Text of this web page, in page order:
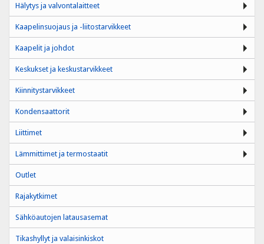
Hälytys ja valvontalaitteet
Kaapelinsuojaus ja -liitostarvikkeet
Kaapelit ja johdot
Keskukset ja keskustarvikkeet
Kiinnitystarvikkeet
Kondensaattorit
Liittimet
Lämmittimet ja termostaatit
Outlet
Rajakytkimet
Sähköautojen latausasemat
Tikashyllyt ja valaisinkiskot